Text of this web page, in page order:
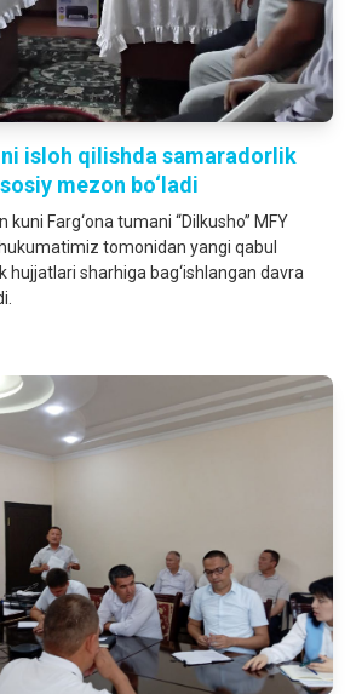
isloh qilishda samaradorlik
mezon bo‘ladi
Farg‘ona tumani “Dilkusho” MFY
tomonidan yangi qabul
hujjatlari sharhiga bag‘ishlangan davra